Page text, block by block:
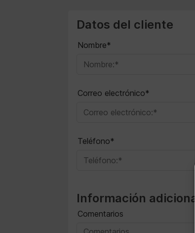
Datos del cliente
Nombre*
Correo electrónico*
Teléfono*
Información adicional
Comentarios